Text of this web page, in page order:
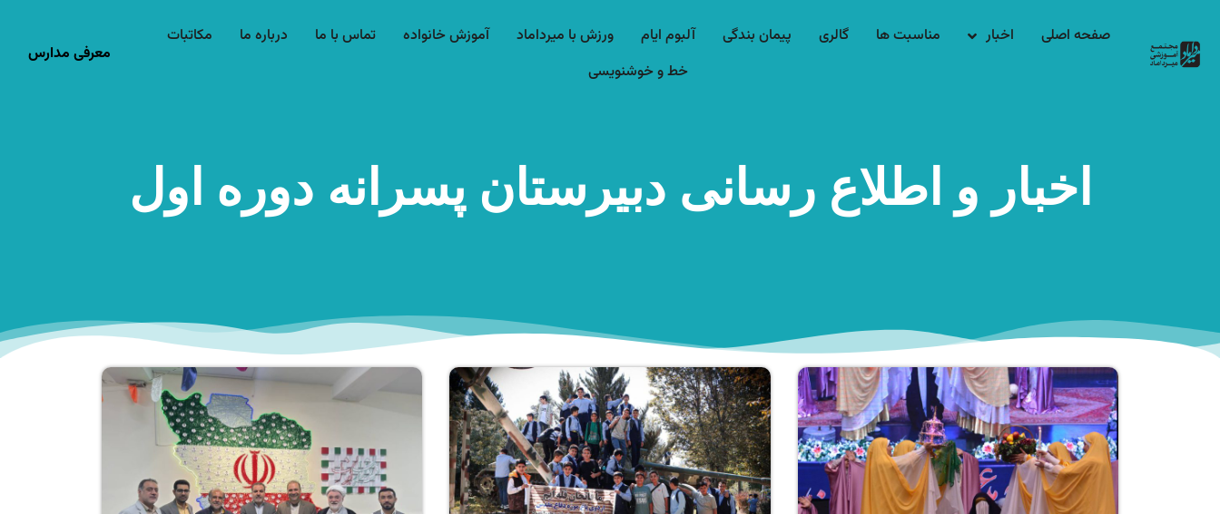
صفحه اصلی اخبار مناسبت ها گالری پیمان بندگی آلبوم ایام ورزش با میرداماد​ آموزش خانواده تماس با ما درباره ما
مکاتبات
خط و خوشنویسی
معرفی مدارس
اخبار و اطلاع رسانی دبیرستان پسرانه دوره اول